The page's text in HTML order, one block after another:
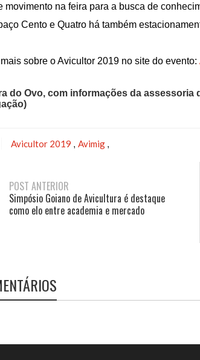
movimento na feira para a busca de
Cento e Quatro há também
sobre o Avicultor 2019 no site do evento:
do Ovo, com informações da
Avicultor 2019 , Avimig ,
POST ANTERIOR
Simpósio Goiano de Avicultura é destaque
como elo entre academia e mercado